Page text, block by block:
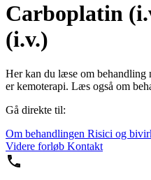
Carboplatin
(i.v.)
Her kan du læse om behandling
er kemoterapi. Læs også om
Gå direkte til:
Om behandlingen Risici og
Videre forløb Kontakt